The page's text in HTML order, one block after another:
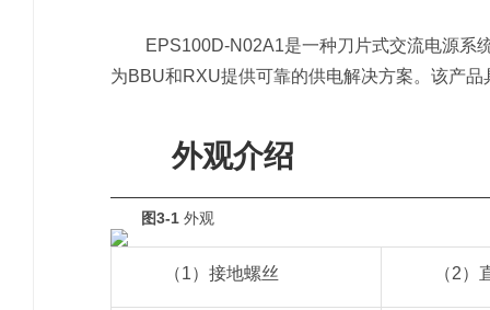
EPS100D-N02A1是一种刀片式交流电源系
为BBU和RXU提供可靠的供电解决方案。该产
外观介绍
图3-1 外观
（1）接地螺丝 （2）